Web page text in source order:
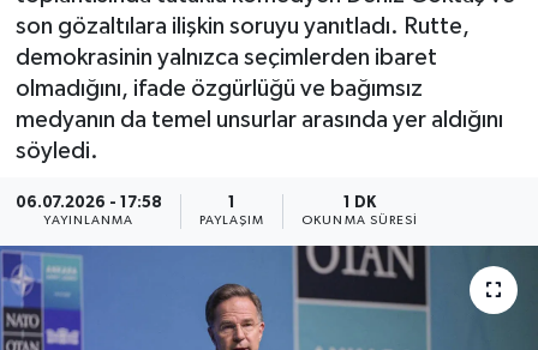
son gözaltılara ilişkin soruyu yanıtladı. Rutte,
demokrasinin yalnızca seçimlerden ibaret
olmadığını, ifade özgürlüğü ve bağımsız
medyanın da temel unsurlar arasında yer aldığını
söyledi.
06.07.2026 - 17:58
YAYINLANMA
1
PAYLAŞIM
1 DK
OKUNMA SÜRESI